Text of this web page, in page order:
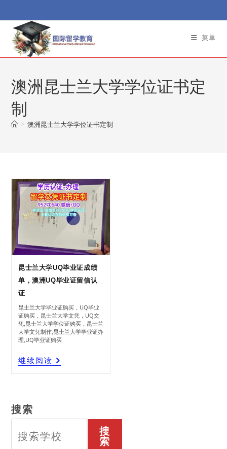
to
content
菜单
澳洲昆士兰大学学位证书定
制
> 澳洲昆士兰大学学位证书定制
昆士兰大学UQ毕业证成绩
单，澳洲UQ毕业证留信认
证
昆士兰大学毕业证购买，UQ毕业
证购买，昆士兰大学文凭，UQ文
凭,昆士兰大学学位证购买，昆士兰
大学文凭制作,昆士兰大学毕业证办
理,UQ毕业证购买
继续阅读 昆
士
兰
证
证
搜索
搜
索